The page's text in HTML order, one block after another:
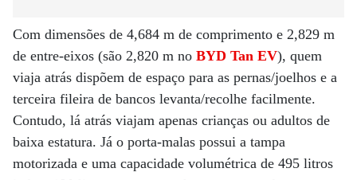
Com dimensões de 4,684 m de comprimento e 2,829 m
de entre-eixos (são 2,820 m no BYD Tan EV), quem
viaja atrás dispõem de espaço para as pernas/joelhos e a
terceira fileira de bancos levanta/recolhe facilmente.
Contudo, lá atrás viajam apenas crianças ou adultos de
baixa estatura. Já o porta-malas possui a tampa
motorizada e uma capacidade volumétrica de 495 litros